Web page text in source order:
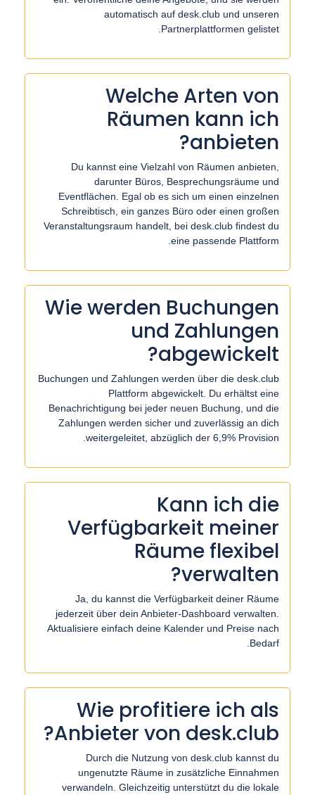
automatisch auf desk.club und unseren
Partnerplattformen gelistet.
Welche Arten von
Räumen kann ich
anbieten?
Du kannst eine Vielzahl von Räumen anbieten,
darunter Büros, Besprechungsräume und
Eventflächen. Egal ob es sich um einen einzelnen
Schreibtisch, ein ganzes Büro oder einen großen
Veranstaltungsraum handelt, bei desk.club findest du
eine passende Plattform.
Wie werden Buchungen
und Zahlungen
abgewickelt?
Buchungen und Zahlungen werden über die desk.club
Plattform abgewickelt. Du erhältst eine
Benachrichtigung bei jeder neuen Buchung, und die
Zahlungen werden sicher und zuverlässig an dich
weitergeleitet, abzüglich der 6,9% Provision.
Kann ich die
Verfügbarkeit meiner
Räume flexibel
verwalten?
Ja, du kannst die Verfügbarkeit deiner Räume
jederzeit über dein Anbieter-Dashboard verwalten.
Aktualisiere einfach deine Kalender und Preise nach
Bedarf.
Wie profitiere ich als
Anbieter von desk.club?
Durch die Nutzung von desk.club kannst du
ungenutzte Räume in zusätzliche Einnahmen
verwandeln. Gleichzeitig unterstützt du die lokale